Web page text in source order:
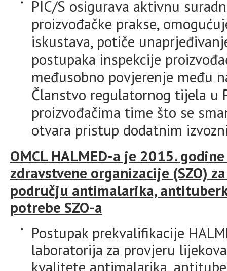
PIC/S osigurava aktivnu
proizvođačke prakse,
iskustava, potiče
postupaka inspekcije
međusobno povjerenje među
Članstvo regulatornog tijela u
proizvođačima time što se
otvara pristup dodatnim
OMCL HALMED-a je 2015.
zdravstvene organizacije (SZO)
području antimalarika,
potrebe SZO-a
Postupak prekvalifikacije
laboratorija za provjeru
kvalitete antimalarika,